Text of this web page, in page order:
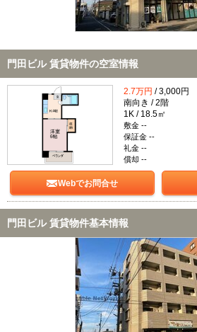
門田ビル 賃貸物件の空室情報
2.7万円 / 3,000円
南向き / 2階
1K / 18.5㎡
敷金 --
保証金 --
礼金 --
償却 --
Webでお問合せ
門田ビル 賃貸物件基本情報